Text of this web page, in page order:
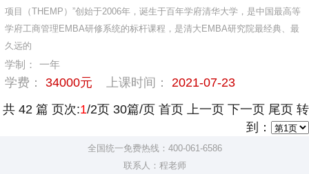
项目（THEMP）”创始于2006年，诞生于百年学府清华大学，是中国最高等
学府工商管理EMBA研修系统的标杆课程，是清大EMBA研究院最经典、最
久远的
学制： 一年
学费： 34000元 上课时间：
2021-07-23
共 42 篇 页次:1/2页 30篇/页 首页 上一页 下一页 尾页 转
到：
全国统一免费热线：400-061-6586
联系人：程老师